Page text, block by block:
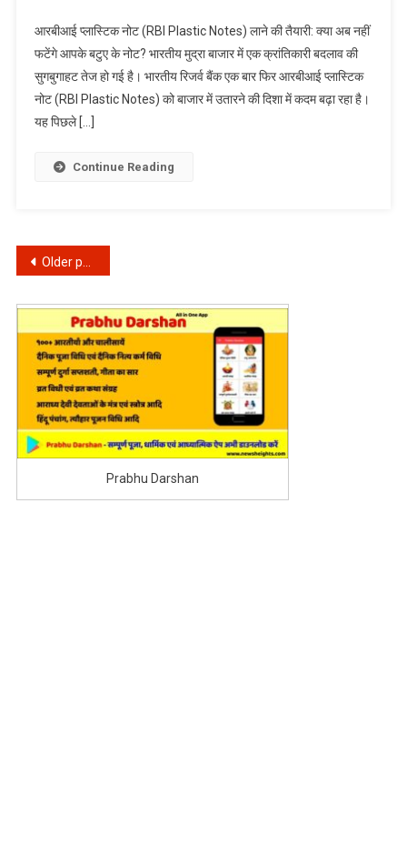
किया
एलान
प्लास्टिक
नोट
(RBI
Plastic
की
कोशिश,
जानें
क्यों
बार
खास?
आरबीआई प्लास्टिक नोट (RBI Plastic Notes) लाने की तैयारी: क्या अब नहीं
फटेंगे आपके बटुए के नोट? भारतीय मुद्रा बाजार में एक क्रांतिकारी बदलाव की
सुगबुगाहट तेज हो गई है। भारतीय रिजर्व बैंक एक बार फिर आरबीआई प्लास्टिक
नोट (RBI Plastic Notes) को बाजार में उतारने की दिशा में कदम बढ़ा रहा है।
यह पिछले […]
Continue Reading
Posts
navigation
Older posts
Prabhu Darshan